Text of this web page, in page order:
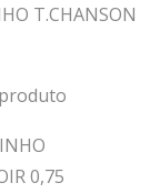
T.CHANSON
0,75